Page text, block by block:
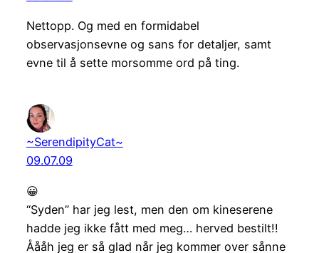
Nettopp. Og med en formidabel
observasjonsevne og sans for detaljer, samt
evne til å sette morsomme ord på ting.
~SerendipityCat~
09.07.09
😀
“Syden” har jeg lest, men den om kineserene
hadde jeg ikke fått med meg… herved bestilt!!
Åååh jeg er så glad når jeg kommer over sånne